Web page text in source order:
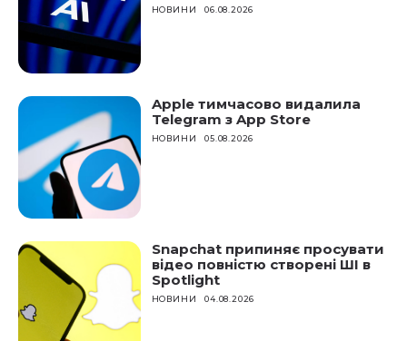
НОВИНИ 06.08.2026
Apple тимчасово видалила
Telegram з App Store
НОВИНИ 05.08.2026
Snapchat припиняє просувати
відео повністю створені ШІ в
Spotlight
НОВИНИ 04.08.2026